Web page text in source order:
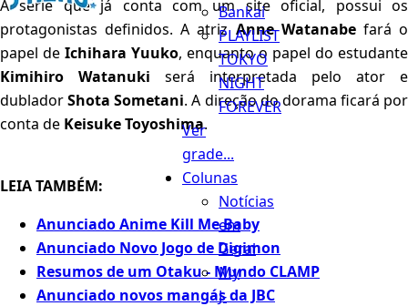
Bankai
PLAYLIST
TOKYO
NIGHT
FOREVER
Ver
grade...
Colunas
Notícias
em
Geral
My
J-
A série que já conta com um site oficial, possui os
protagonistas definidos. A atriz Anne Watanabefará o
papel de Ichihara Yuuko, enquanto o papel do estudante
Kimihiro Watanuki será interpretada pelo ator e
dubladorShota Sometani. A direção do dorama ficará por
conta de Keisuke Toyoshima.
LEIA TAMBÉM:
Anunciado Anime Kill Me Baby
Anunciado Novo Jogo de Digimon
Resumos de um Otaku - Mundo CLAMP
Anunciado novos mangás da JBC